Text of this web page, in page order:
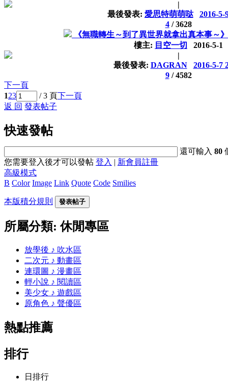
|
最後發表: 愛思特萌萌哒
2016-5-
4/3628
《無職轉生～到了異世界就拿出真本事～
樓主: 目空一切
2016-5-1
|
最後發表: DAGRAN
2016-5-7
9/4582
下一頁
123 / 3 頁下一頁
返 回 發表帖子
快速發帖
還可輸入80
您需要登入後才可以發帖 登入 | 新會員註冊
高級模式
B Color Image Link Quote Code Smilies
本版積分規則 發表帖子
所屬分類: 休閒專區
放學後 ♪ 吹水區
二次元 ♪ 動畫區
連環圖 ♪ 漫畫區
輕小說 ♪ 閱讀區
美少女 ♪ 遊戲區
原角色 ♪ 聲優區
熱點推薦
排行
日排行